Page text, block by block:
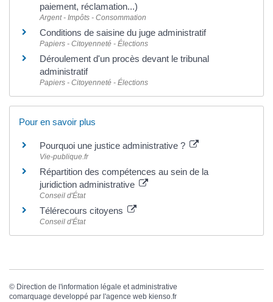
paiement, réclamation...)
Argent - Impôts - Consommation
Conditions de saisine du juge administratif
Papiers - Citoyenneté - Élections
Déroulement d'un procès devant le tribunal
administratif
Papiers - Citoyenneté - Élections
Pour en savoir plus
Pourquoi une justice administrative ?
Vie-publique.fr
Répartition des compétences au sein de la
juridiction administrative
Conseil d'État
Télérecours citoyens
Conseil d'État
© Direction de l'information légale et administrative
comarquage developpé par l'agence web kienso.fr